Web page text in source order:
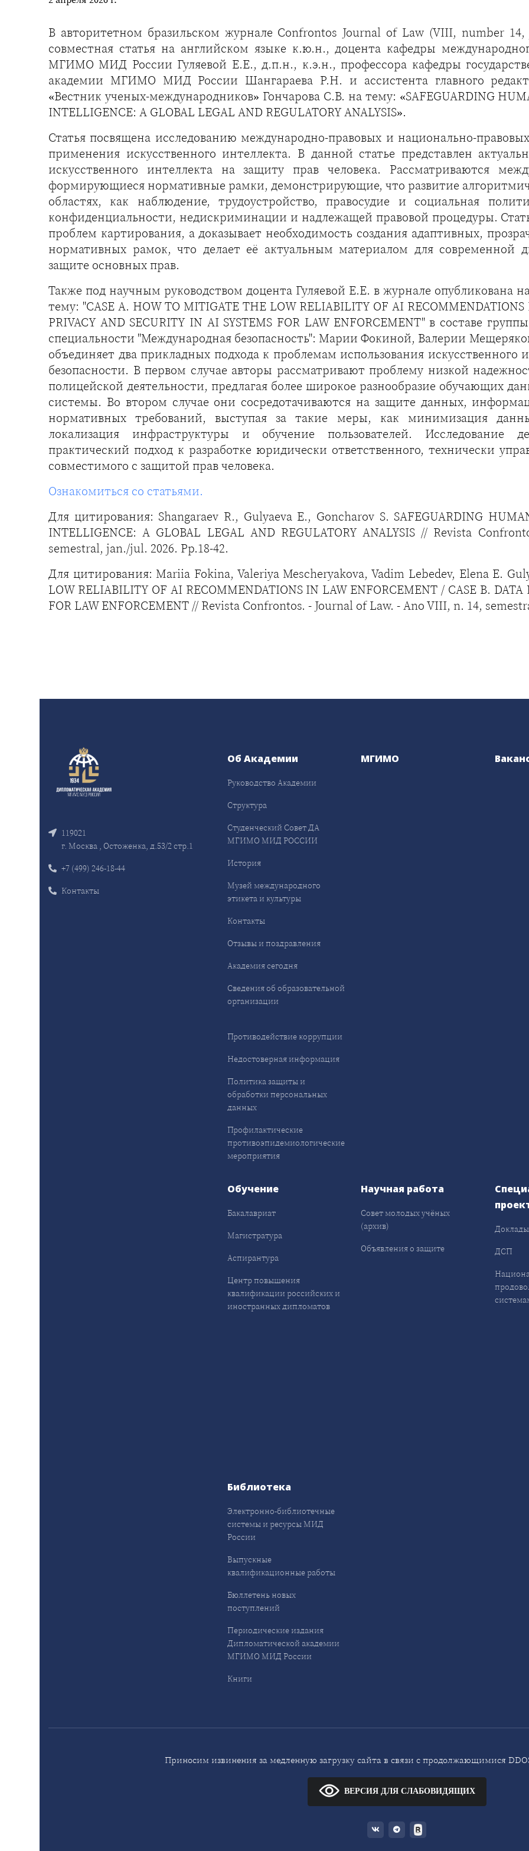
В авторитетном бразильском журнале Confrontos Journal of Law (VIII, number
совместная статья на английском языке к.ю.н., доцента кафедры
МГИМО МИД России Гуляевой Е.Е., д.п.н., к.э.н., профессора кафедры
академии МГИМО МИД России Шангараева Р.Н. и ассистента главного
«Вестник ученых-международников» Гончарова С.В. на тему: «SAFEGUARDING
INTELLIGENCE: A GLOBAL LEGAL AND REGULATORY ANALYSIS».
Статья посвящена исследованию международно-правовых и национально-
применения искусственного интеллекта. В данной статье представлен
искусственного интеллекта на защиту прав человека. Рассматриваются
формирующиеся нормативные рамки, демонстрирующие, что развитие
областях, как наблюдение, трудоустройство, правосудие и социальная
конфиденциальности, недискриминации и надлежащей правовой процедуры.
проблем картирования, а доказывает необходимость создания адаптивных,
нормативных рамок, что делает её актуальным материалом для современной
защите основных прав.
Также под научным руководством доцента Гуляевой Е.Е. в журнале опубликована
тему: "CASE A. HOW TO MITIGATE THE LOW RELIABILITY OF AI
PRIVACY AND SECURITY IN AI SYSTEMS FOR LAW ENFORCEMENT" в составе
специальности "Международная безопасность": Марии Фокиной, Валерии
объединяет два прикладных подхода к проблемам использования искусственного
безопасности. В первом случае авторы рассматривают проблему низкой
полицейской деятельности, предлагая более широкое разнообразие обучающих
системы. Во втором случае они сосредотачиваются на защите данных,
нормативных требований, выступая за такие меры, как минимизация
локализация инфраструктуры и обучение пользователей. Исследование
практический подход к разработке юридически ответственного, технически
совместимого с защитой прав человека.
Ознакомиться со статьями.
Для цитирования: Shangaraev R., Gulyaeva E., Goncharov S. SAFEGUARDING
INTELLIGENCE: A GLOBAL LEGAL AND REGULATORY ANALYSIS // Revista
semestral, jan./jul. 2026. Pp.18-42.
Для цитирования: Мariia Fokina, Valeriya Mescheryakova, Vadim Lebedev, Elena E.
LOW RELIABILITY OF AI RECOMMENDATIONS IN LAW ENFORCEMENT / CASE B. DATA
FOR LAW ENFORCEMENT // Revista Confrontos. - Journal of Law. - Ano VIII, n. 14,
119021
г. Москва , Остоженка, д.53/2 стр.1
+7 (499) 246-18-44
Контакты
Об Академии
Руководство Академии
Структура
Студенческий Совет ДА
МГИМО МИД РОССИИ
История
Музей международного
этикета и культуры
Контакты
Отзывы и поздравления
Академия сегодня
Сведения об образовательной
организации
Противодействие коррупции
Недостоверная информация
Политика защиты и
обработки персональных
данных
Профилактические
противоэпидемиологические
мероприятия
МГИМО
Обучение
Бакалавриат
Магистратура
Аспирантура
Центр повышения
квалификации российских и
иностранных дипломатов
Научная работа
Совет молодых учёных
(архив)
Объявления о защите
Доклады
ДСП
Библиотека
Электронно-библиотечные
системы и ресурсы МИД
России
Выпускные
квалификационные работы
Бюллетень новых
поступлений
Периодические издания
Дипломатической академии
МГИМО МИД России
Книги
Приносим извинения за медленную загрузку сайта в связи с продолжающимися
ВЕРСИЯ ДЛЯ СЛАБОВИДЯЩИХ